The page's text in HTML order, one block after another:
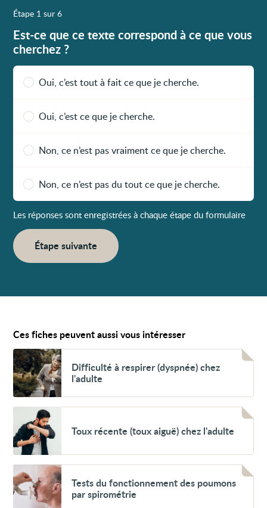
Étape 1 sur 6
Est-ce que ce texte correspond à ce que vous
cherchez ?
Oui, c’est tout à fait ce que je cherche.
Oui, c’est ce que je cherche.
Non, ce n’est pas vraiment ce que je cherche.
Non, ce n’est pas du tout ce que je cherche.
Les réponses sont enregistrées à chaque étape du formulaire
Étape suivante
Ces fiches peuvent aussi vous intéresser
Voir
Difficulté
à
respirer
(dyspnée)
l'adulte
Difficulté à respirer (dyspnée) chez
l'adulte
Toux
récente
(toux
aiguë)
l'adulte
Toux récente (toux aiguë) chez l'adulte
Tests
du
fonctionnement
Tests du fonctionnement des poumons
par spirométrie